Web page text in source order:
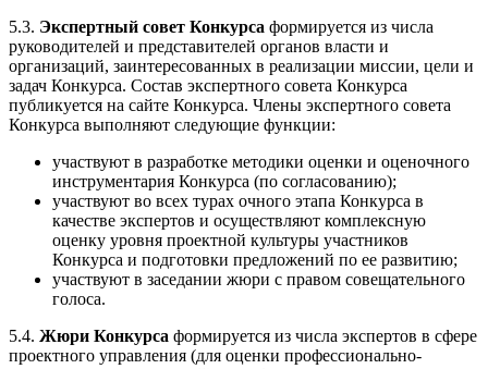
5.3. Экспертный совет Конкурса формируется из числа
руководителей и представителей органов власти и
организаций, заинтересованных в реализации миссии, цели и
задач Конкурса. Состав экспертного совета Конкурса
публикуется на сайте Конкурса. Члены экспертного совета
Конкурса выполняют следующие функции:
участвуют в разработке методики оценки и оценочного
инструментария Конкурса (по согласованию);
участвуют во всех турах очного этапа Конкурса в
качестве экспертов и осуществляют комплексную
оценку уровня проектной культуры участников
Конкурса и подготовки предложений по ее развитию;
участвуют в заседании жюри с правом совещательного
голоса.
5.4. Жюри Конкурса формируется из числа экспертов в сфере
проектного управления (для оценки профессионально-